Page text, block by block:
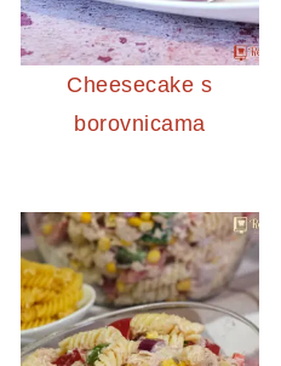
Cheesecake s
borovnicama